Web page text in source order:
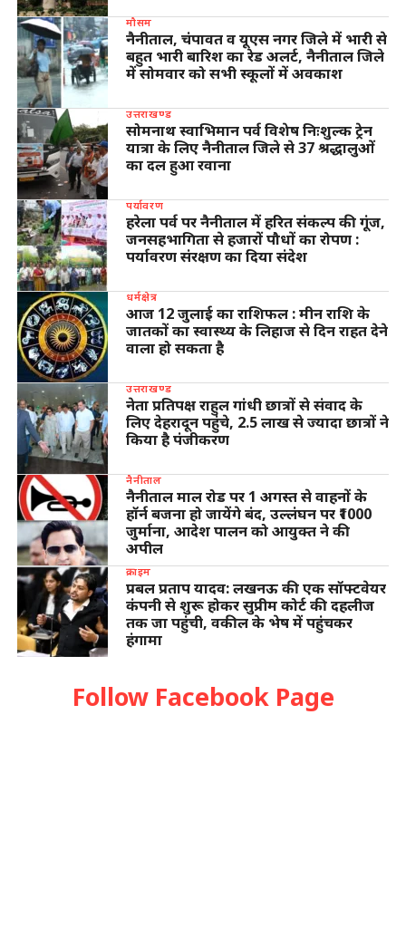
मौसम
नैनीताल, चंपावत व यूएस नगर जिले में भारी से
बहुत भारी बारिश का रेड अलर्ट, नैनीताल जिले
में सोमवार को सभी स्कूलों में अवकाश
उत्तराखण्ड
सोमनाथ स्वाभिमान पर्व विशेष निःशुल्क ट्रेन
यात्रा के लिए नैनीताल जिले से 37 श्रद्धालुओं
का दल हुआ रवाना
पर्यावरण
हरेला पर्व पर नैनीताल में हरित संकल्प की गूंज,
जनसहभागिता से हजारों पौधों का रोपण :
पर्यावरण संरक्षण का दिया संदेश
धर्मक्षेत्र
आज 12 जुलाई का राशिफल : मीन राशि के
जातकों का स्वास्थ्य के लिहाज से दिन राहत देने
वाला हो सकता है
उत्तराखण्ड
नेता प्रतिपक्ष राहुल गांधी छात्रों से संवाद के
लिए देहरादून पहुंचे, 2.5 लाख से ज्यादा छात्रों ने
किया है पंजीकरण
नैनीताल
नैनीताल माल रोड पर 1 अगस्त से वाहनों के
हॉर्न बजना हो जायेंगे बंद, उल्लंघन पर ₹1000
जुर्माना, आदेश पालन को आयुक्त ने की
अपील
क्राइम
प्रबल प्रताप यादव: लखनऊ की एक सॉफ्टवेयर
कंपनी से शुरू होकर सुप्रीम कोर्ट की दहलीज
तक जा पहुंची, वकील के भेष में पहुंचकर
हंगामा
Follow Facebook Page